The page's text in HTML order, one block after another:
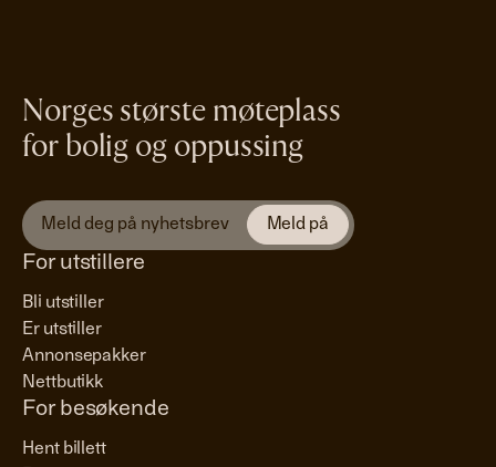
Norges største møteplass
for bolig og oppussing
For utstillere
Bli utstiller
Er utstiller
Annonsepakker
Nettbutikk
For besøkende
Hent billett